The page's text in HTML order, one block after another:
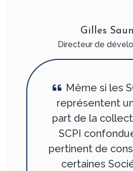
Gilles
Directeur de
Même si les
représentent
part de la
SCPI
pertinent de
certaines